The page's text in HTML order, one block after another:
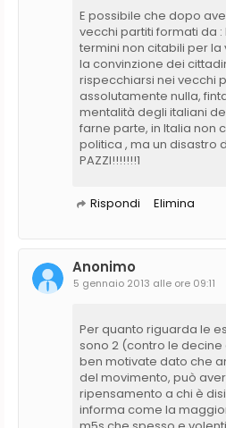
E possibile che dopo
vecchi partiti formati da
termini non citabili per
la convinzione dei
rispecchiarsi nei vecchi
assolutamente nulla,
mentalità degli italiani
farne parte, in Italia non
politica , ma un disastro
PAZZI!!!!!!!1
Rispondi Elimina
Anonimo
5 gennaio 2013 alle ore 09:11
Per quanto riguarda le
sono 2 (contro le
ben motivate dato che
del movimento, può
ripensamento a chi è
informa come la